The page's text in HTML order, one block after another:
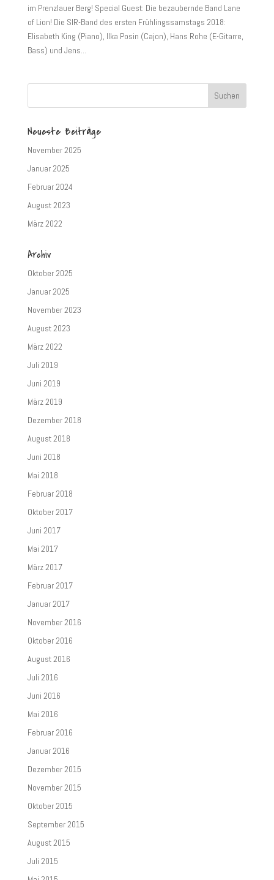
im Prenzlauer Berg! Special Guest: Die bezaubernde Band Lane
of Lion! Die SIR-Band des ersten Frühlingssamstags 2018:
Elisabeth King (Piano), Ilka Posin (Cajon), Hans Rohe (E-Gitarre,
Bass) und Jens...
Neueste Beiträge
November 2025
Januar 2025
Februar 2024
August 2023
März 2022
Archiv
Oktober 2025
Januar 2025
November 2023
August 2023
März 2022
Juli 2019
Juni 2019
März 2019
Dezember 2018
August 2018
Juni 2018
Mai 2018
Februar 2018
Oktober 2017
Juni 2017
Mai 2017
März 2017
Februar 2017
Januar 2017
November 2016
Oktober 2016
August 2016
Juli 2016
Juni 2016
Mai 2016
Februar 2016
Januar 2016
Dezember 2015
November 2015
Oktober 2015
September 2015
August 2015
Juli 2015